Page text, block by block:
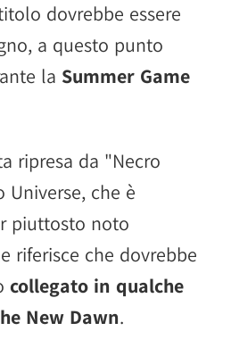
dovrebbe essere
a questo punto
la Summer Game
ripresa da "Necro
che è
piuttosto noto
riferisce che dovrebbe
collegato in qualche
New Dawn.